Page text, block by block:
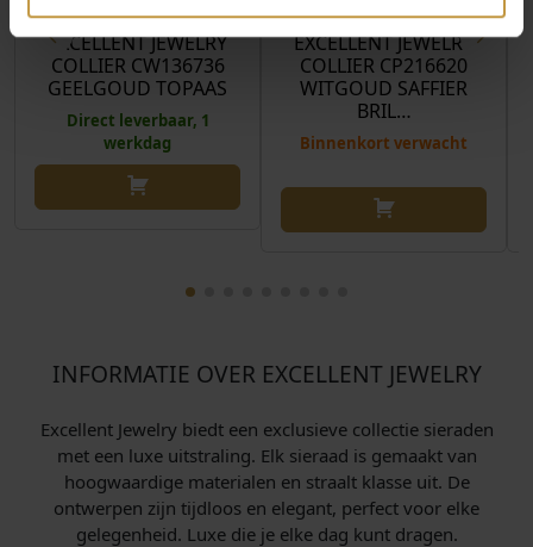
EXCELLENT JEWELRY
COLLIER CW136736
GEELGOUD TOPAAS
Direct leverbaar, 1
werkdag
EXCELLENT JEWELRY
COLLIER CP216620
WITGOUD SAFFIER
BRIL…
Binnenkort verwacht
INFORMATIE OVER EXCELLENT JEWELRY
Excellent Jewelry biedt een exclusieve collectie sieraden
met een luxe uitstraling. Elk sieraad is gemaakt van
hoogwaardige materialen en straalt klasse uit. De
ontwerpen zijn tijdloos en elegant, perfect voor elke
gelegenheid. Luxe die je elke dag kunt dragen.